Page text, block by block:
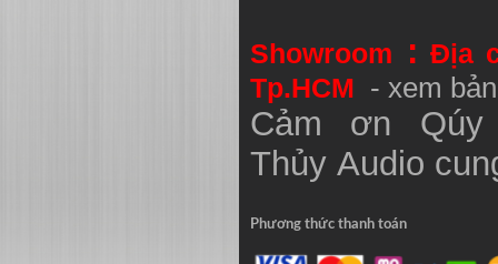
Showroom : Địa
Tp.HCM - xem
Cảm ơn
Thủy Audio
Phương thức thanh toán